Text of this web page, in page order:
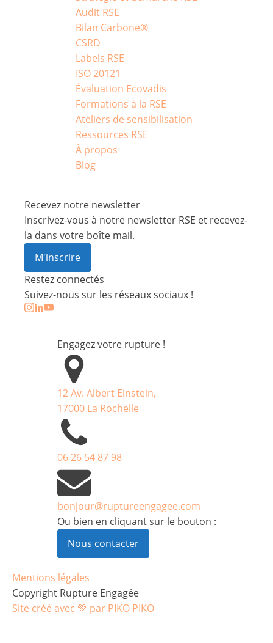
Audit RSE
Bilan Carbone®
CSRD
Labels RSE
ISO 20121
Évaluation Ecovadis
Formations à la RSE
Ateliers de sensibilisation
Ressources RSE
À propos
Blog
Recevez notre newsletter
Inscrivez-vous à notre newsletter RSE et recevez-
la dans votre boîte mail.
M'inscrire
Restez connectés
Suivez-nous sur les réseaux sociaux !
Engagez votre rupture !
12 Av. Albert Einstein,
17000 La Rochelle
06 26 54 87 98
bonjour@ruptureengagee.com
Ou bien en cliquant sur le bouton :
Nous contacter
Mentions légales
Copyright Rupture Engagée
Site créé avec 💚 par PIKO PIKO